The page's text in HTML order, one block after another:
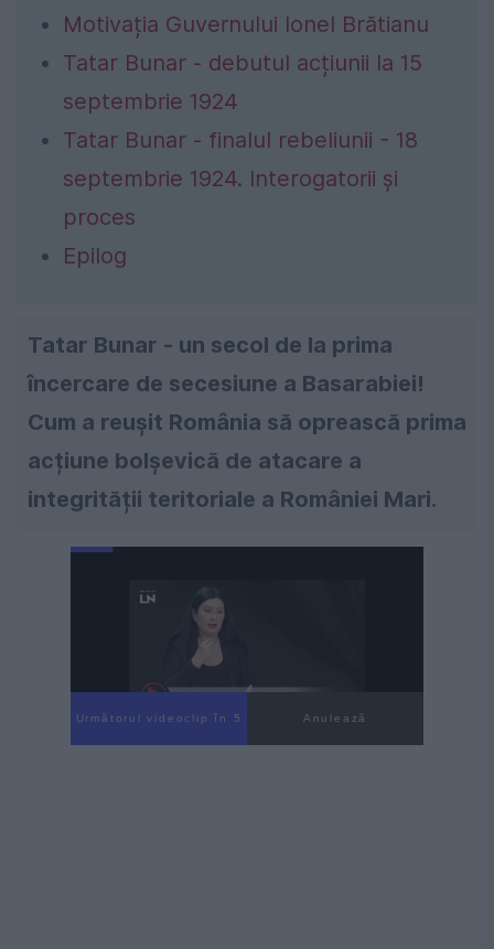
Motivația Guvernului Ionel Brătianu
Tatar Bunar - debutul acțiunii la 15
septembrie 1924
Tatar Bunar - finalul rebeliunii - 18
septembrie 1924. Interogatorii și
proces
Epilog
Tatar Bunar - un secol de la prima
încercare de secesiune a Basarabiei!
Cum a reușit România să oprească prima
acțiune bolșevică de atacare a
integrității teritoriale a României Mari.
Următorul videoclip în 4 Anulează